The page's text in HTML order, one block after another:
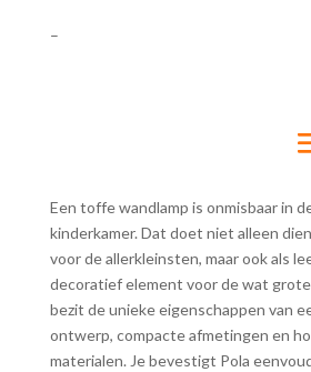
–
Een toffe wandlamp is onmisbaar in
kinderkamer. Dat doet niet alleen
voor de allerkleinsten, maar ook als
decoratief element voor de wat
bezit de unieke eigenschappen van
ontwerp, compacte afmetingen en
materialen. Je bevestigt Pola